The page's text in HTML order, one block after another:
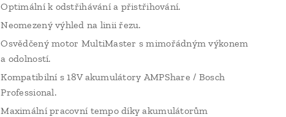
Optimální k odstřihávání a přistřihování.
Neomezený výhled na linii řezu.
Osvědčený motor MultiMaster s mimořádným výkonem
a odolností.
Kompatibilní s 18V akumulátory AMPShare / Bosch
Professional.
Maximální pracovní tempo díky akumulátorům